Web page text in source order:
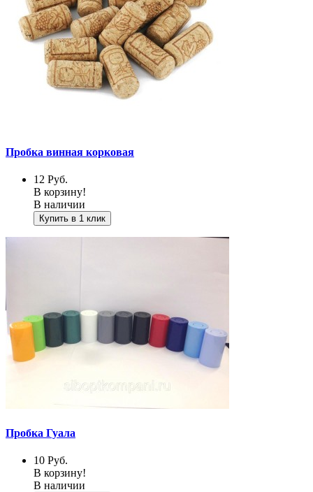
Пробка винная корковая
12 Руб.
В корзину!
В наличии
Купить в 1 клик
Пробка Гуала
10 Руб.
В корзину!
В наличии